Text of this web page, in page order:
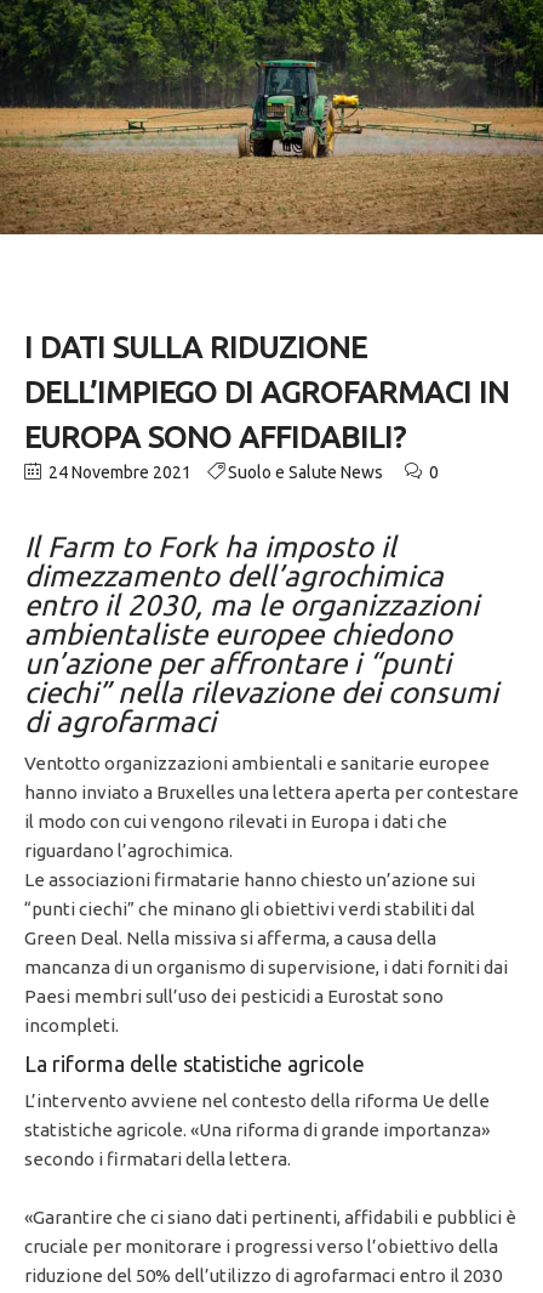
I DATI SULLA RIDUZIONE
DELL’IMPIEGO DI AGROFARMACI IN
EUROPA SONO AFFIDABILI?
24 Novembre 2021 Suolo e Salute News 0
Il Farm to Fork ha imposto il
dimezzamento dell’agrochimica
entro il 2030, ma le organizzazioni
ambientaliste europee chiedono
un’azione per affrontare i “punti
ciechi” nella rilevazione dei consumi
di agrofarmaci
Ventotto organizzazioni ambientali e sanitarie europee
hanno inviato a Bruxelles una lettera aperta per contestare
il modo con cui vengono rilevati in Europa i dati che
riguardano l’agrochimica.
Le associazioni firmatarie hanno chiesto un’azione sui
“punti ciechi” che minano gli obiettivi verdi stabiliti dal
Green Deal. Nella missiva si afferma, a causa della
mancanza di un organismo di supervisione, i dati forniti dai
Paesi membri sull’uso dei pesticidi a Eurostat sono
incompleti.
La riforma delle statistiche agricole
L’intervento avviene nel contesto della riforma Ue delle
statistiche agricole. «Una riforma di grande importanza»
secondo i firmatari della lettera.
«Garantire che ci siano dati pertinenti, affidabili e pubblici è
cruciale per monitorare i progressi verso l’obiettivo della
riduzione del 50% dell’utilizzo di agrofarmaci entro il 2030